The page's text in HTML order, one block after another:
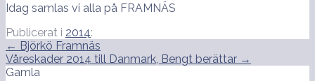
Idag samlas vi alla på FRAMNÄS
Publicerat i 2014:
Inläggsnavigering
← Björkö Framnäs
Våreskader 2014 till Danmark, Bengt berättar →
Gamla